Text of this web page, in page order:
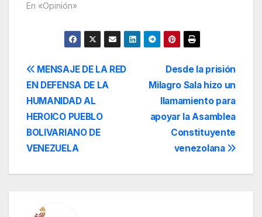
En «Opinión»
Navegación
de
entradas
Desde la prisión
Milagro Sala hizo un
llamamiento para
apoyar la Asamblea
Constituyente
venezolana
MENSAJE DE LA RED
EN DEFENSA DE LA
HUMANIDAD AL
HEROICO PUEBLO
BOLIVARIANO DE
VENEZUELA